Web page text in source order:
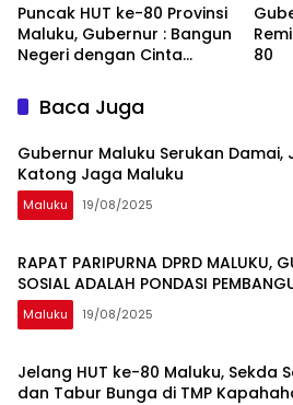
Puncak HUT ke-80 Provinsi
Maluku, Gubernur : Bangun
Negeri dengan Cinta
80
Baca Juga
Gubernur Maluku Serukan
Katong Jaga Maluku
Maluku 19/08/2025
RAPAT PARIPURNA DPRD MALUKU,
SOSIAL ADALAH PONDASI
Maluku 19/08/2025
Jelang HUT ke-80 Maluku, Sekda
dan Tabur Bunga di TMP